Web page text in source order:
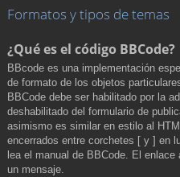
Formatos y tipos de temas
¿Qué es el código BBCode?
BBcode es una implementación
de formato de los objetos
BBCode debe ser habilitado por la
deshabilitado del formulario de
asimismo es similar en estilo al
encerrados entre corchetes [ y ] en
lea el manual de BBCode. El
un mensaje.